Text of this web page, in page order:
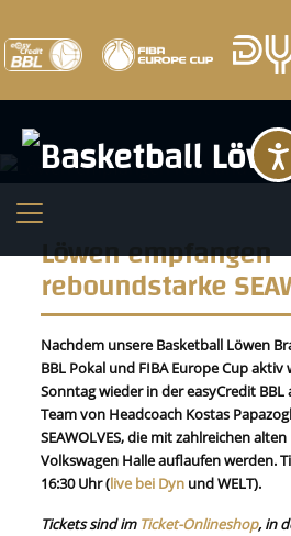
Löwen empfangen
reboundstarke
Nachdem unsere Basketball Löwen
BBL Pokal und FIBA Europe Cup
Sonntag wieder in der easyCredit
Team von Headcoach Kostas
SEAWOLVES, die mit zahlreichen
Volkswagen Halle auflaufen werden.
16:30 Uhr (live bei Dyn und WELT).
Tickets sind im Ticket-Onlineshop, in